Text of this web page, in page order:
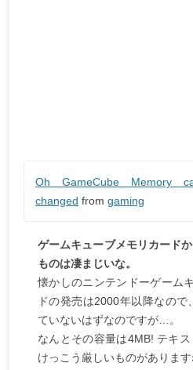
Oh GameCube Memory
changed from gaming
ゲームキューブメモリカード
ものは凄まじいな。
懐かしのニンテンドーゲーム
ドの発売は2000年以降なの
ていないはずなのですが…。
なんとその容量は4MB! テキ
けっこう厳しいものがあります